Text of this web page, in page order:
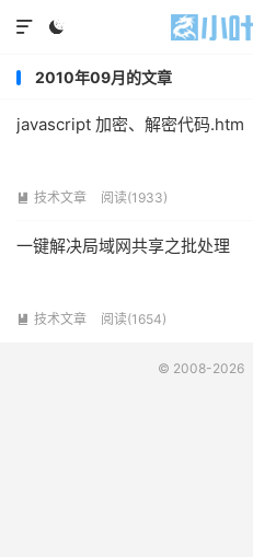


2010年09月的文章
javascript 加密、解密代码.htm
 技术文章 阅读(1933)
一键解决局域网共享之批处理
 技术文章 阅读(1654)
© 2008-2026